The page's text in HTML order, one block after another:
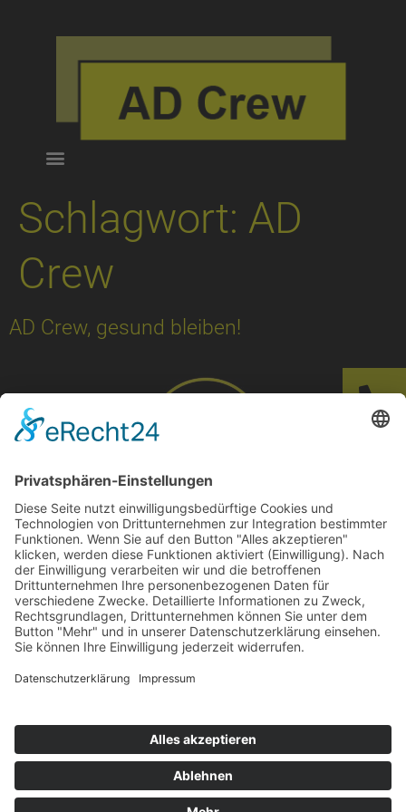
Schlagwort: AD
Crew
AD Crew, gesund bleiben!
Schützen wir unsere Mitmenschen und uns selbst!
Hygienekonzept steht im Mittelpunkt | Impfen |
Schnelltest | AHA-Regeln | Lüften
Datenschutz|AGB’s|AGB’s Seminare
Cookie-Einstellungen